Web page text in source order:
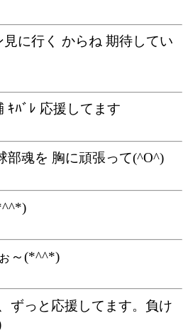
に行く からね 期待してい
ｷﾊﾞﾚ 応援してます
部魂を 胸に頑張って(^O^)
～(*^^*)
ずっと応援してます。負け